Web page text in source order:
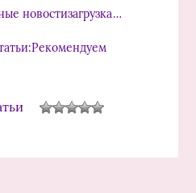
новостизагрузка…